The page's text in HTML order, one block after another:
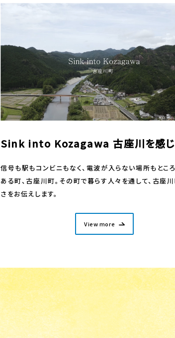
Sink into Kozagawa 古座川を感
信号も駅もコンビニもなく、電波が入らない場所もとこ
ある町、古座川町。その町で暮らす人々を通して、古座
さをお伝えします。
View more